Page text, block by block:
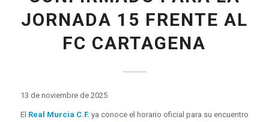
JORNADA 15 FRENTE AL
FC CARTAGENA
13 de noviembre de 2025
El Real Murcia C.F. ya conoce el horario oficial para su encuentro